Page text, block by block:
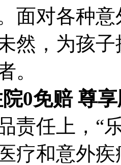
面对各种
然，为孩
。
0免赔 尊
责任上，“
疗和意外